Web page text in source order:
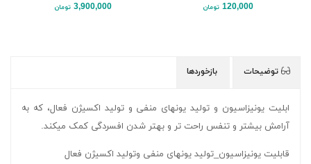
120,000 تومان 3,900,000 تومان
توضیحات بازخوردها
ابلیت یونیزاسیون و تولید یونهای منفی و تولید اکسیژن فعال، که به
آرامش بیشتر و تنفس راحت تر و بهتر شدن افسردگی کمک میکند.
قابلیت یونیزاسیون_تولید یونهای منفی وتولید اکسیژن فعال